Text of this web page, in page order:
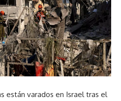
están varados en Israel tras el